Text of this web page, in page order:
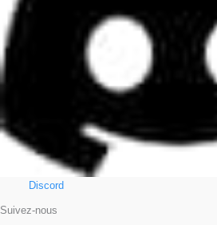
Discord
Suivez-nous